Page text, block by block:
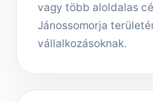
vagy több aloldalas
Jánossomorja
vállalkozásoknak.